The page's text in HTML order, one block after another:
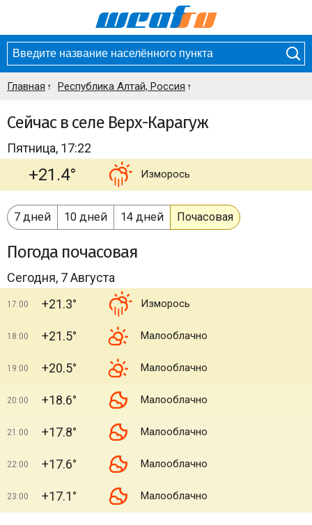
Главная Республика Алтай, Россия
Сейчас в селе Верх-Карагуж
Пятница, 17:22
+21.4° Изморось
7 дней 10 дней 14 дней Почасовая
Погода почасовая
Сегодня, 7 Августа
17:00 +21.3° Изморось
18:00 +21.5° Малооблачно
19:00 +20.5° Малооблачно
20:00 +18.6° Малооблачно
21:00 +17.8° Малооблачно
22:00 +17.6° Малооблачно
23:00 +17.1° Малооблачно